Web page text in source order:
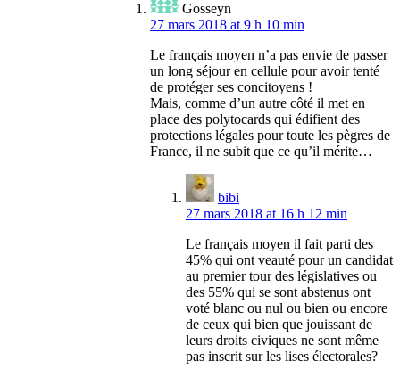
Gosseyn
27 mars 2018 at 9 h 10 min
Le français moyen n’a pas envie de passer
un long séjour en cellule pour avoir tenté
de protéger ses concitoyens !
Mais, comme d’un autre côté il met en
place des polytocards qui édifient des
protections légales pour toute les pègres de
France, il ne subit que ce qu’il mérite…
bibi
27 mars 2018 at 16 h 12 min
Le français moyen il fait parti des
45% qui ont veauté pour un candidat
au premier tour des législatives ou
des 55% qui se sont abstenus ont
voté blanc ou nul ou bien ou encore
de ceux qui bien que jouissant de
leurs droits civiques ne sont même
pas inscrit sur les lises électorales?